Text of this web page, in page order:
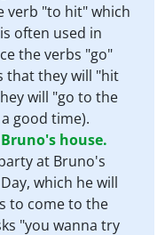
verb "to hit" which
often used in
the verbs "go"
that they will "hit
will "go to the
good time).
house.
at Bruno's
which he will
to come to the
"you wanna try